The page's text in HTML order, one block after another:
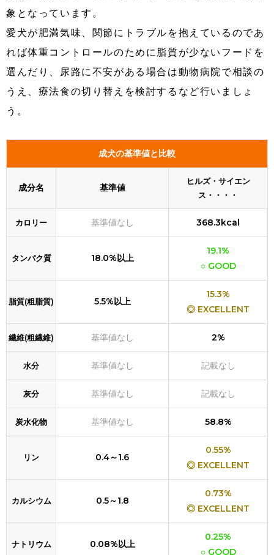
象となっています。
愛犬が肥満気味、関節にトラブルを抱えているのであ
れば体重コントロールのために脂質が少ないフードを
選んだり、尿路に不安がある場合は動物病院で相談の
うえ、療法食の切り替えを検討するなど行いましょ
う。
成犬の基準値と比較
成分名 基準値
ヒルズ・サイエン
ス・・・・
カロリー 基準値なし 368.3kcal
タンパク質 18.0%以上
19.1%
○ GOOD
脂質(粗脂質) 5.5%以上
15.3%
◎ EXCELLENT
繊維(粗繊維) 基準値なし 2%
水分 基準値なし 記載なし
灰分 基準値なし 記載なし
炭水化物 基準値なし 58.8%
リン 0.4～1.6
0.55%
◎ EXCELLENT
カルシウム 0.5～1.8
0.73%
◎ EXCELLENT
ナトリウム 0.08%以上
0.25%
○ GOOD